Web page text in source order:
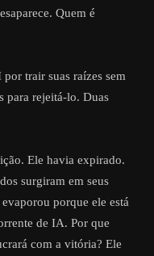
Quem é
trair suas raízes sem
para rejeitá-lo. Duas
Ele havia expirado.
surgiram em seus
porque ele está
de IA. Por que
com a vitória? Ele